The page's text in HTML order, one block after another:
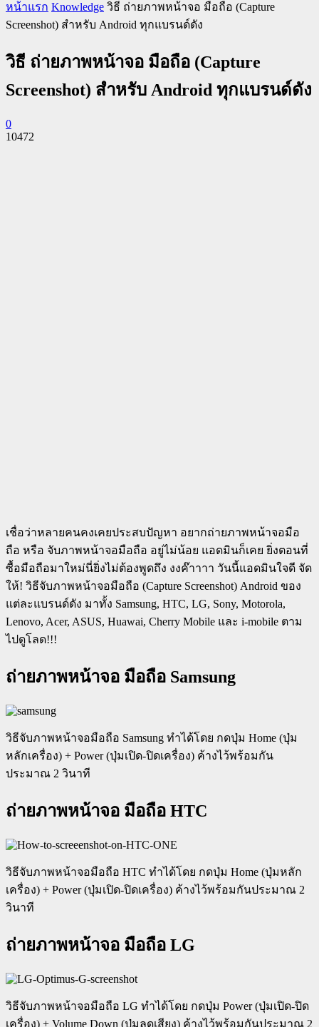
หน้าแรก Knowledge วิธี ถ่ายภาพหน้าจอ มือถือ (Capture
Screenshot) สำหรับ Android ทุกแบรนด์ดัง
วิธี ถ่ายภาพหน้าจอ มือถือ (Capture
Screenshot) สำหรับ Android ทุกแบรนด์ดัง
0
10472
เชื่อว่าหลายคนคงเคยประสบปัญหา อยากถ่ายภาพหน้าจอมือ
ถือ หรือ จับภาพหน้าจอมือถือ อยู่ไม่น้อย แอดมินก็เคย ยิ่งตอนที่
ซื้อมือถือมาใหม่นี่ยิ่งไม่ต้องพูดถึง งงค๊าาาา วันนี้แอดมินใจดี จัด
ให้! วิธีจับภาพหน้าจอมือถือ (Capture Screenshot) Android ของ
แต่ละแบรนด์ดัง มาทั้ง Samsung, HTC, LG, Sony, Motorola,
Lenovo, Acer, ASUS, Huawai, Cherry Mobile และ i-mobile ตาม
ไปดูโลด!!!
ถ่ายภาพหน้าจอ มือถือ Samsung
วิธีจับภาพหน้าจอมือถือ Samsung ทำได้โดย กดปุ่ม Home (ปุ่ม
หลักเครื่อง) + Power (ปุ่มเปิด-ปิดเครื่อง) ค้างไว้พร้อมกัน
ประมาณ 2 วินาที
ถ่ายภาพหน้าจอ มือถือ HTC
วิธีจับภาพหน้าจอมือถือ HTC ทำได้โดย กดปุ่ม Home (ปุ่มหลัก
เครื่อง) + Power (ปุ่มเปิด-ปิดเครื่อง) ค้างไว้พร้อมกันประมาณ 2
วินาที
ถ่ายภาพหน้าจอ มือถือ LG
วิธีจับภาพหน้าจอมือถือ LG ทำได้โดย กดปุ่ม Power (ปุ่มเปิด-ปิด
เครื่อง) + Volume Down (ปุ่มลดเสียง) ค้างไว้พร้อมกันประมาณ 2